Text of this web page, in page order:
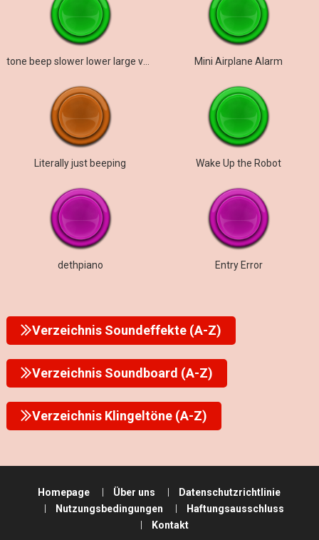
tone beep slower lower large verb Mini Airplane Alarm
Literally just beeping Wake Up the Robot
dethpiano Entry Error
Verzeichnis Soundeffekte (A-Z)
Verzeichnis Soundboard (A-Z)
Verzeichnis Klingeltöne (A-Z)
Homepage Über uns
Datenschutzrichtlinie
Nutzungsbedingungen
Haftungsausschluss
Kontakt